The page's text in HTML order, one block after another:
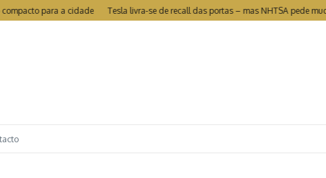
para a cidade Tesla livra-se de recall das portas – mas NHTSA pede mudanças